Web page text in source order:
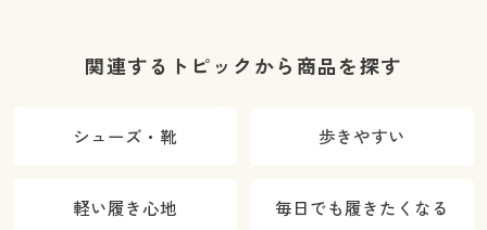
関連するトピックから商品を探す
シューズ・靴 歩きやすい
軽い履き心地 毎日でも履きたくなる